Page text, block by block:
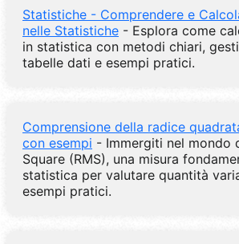
Statistiche - Comprendere e
nelle Statistiche - Esplora come
in statistica con metodi chiari,
tabelle dati e esempi pratici.
Comprensione della radice
con esempi - Immergiti nel mondo
Square (RMS), una misura
statistica per valutare quantità
esempi pratici.